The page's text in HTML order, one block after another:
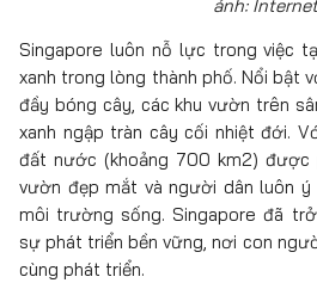
ảnh:
Singapore luôn nỗ lực trong việc
xanh trong lòng thành phố. Nổi bật
đầy bóng cây, các khu vườn trên
xanh ngập tràn cây cối nhiệt đới.
đất nước (khoảng 700 km2) được
vườn đẹp mắt và người dân luôn
môi trường sống. Singapore đã
sự phát triển bền vững, nơi con
cùng phát triển.